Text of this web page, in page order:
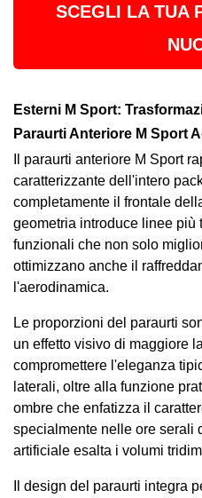
SCEGLI LA TUA
Esterni M Sport:
Paraurti Anteriore M Sport
Il paraurti anteriore M Sport
caratterizzante dell'intero
completamente il frontale
geometria introduce linee più
funzionali che non solo
ottimizzano anche il
l'aerodinamica.
Le proporzioni del paraurti
un effetto visivo di maggiore
compromettere l'eleganza
laterali, oltre alla funzione
ombre che enfatizza il
specialmente nelle ore serali
artificiale esalta i volumi
Il design del paraurti integra